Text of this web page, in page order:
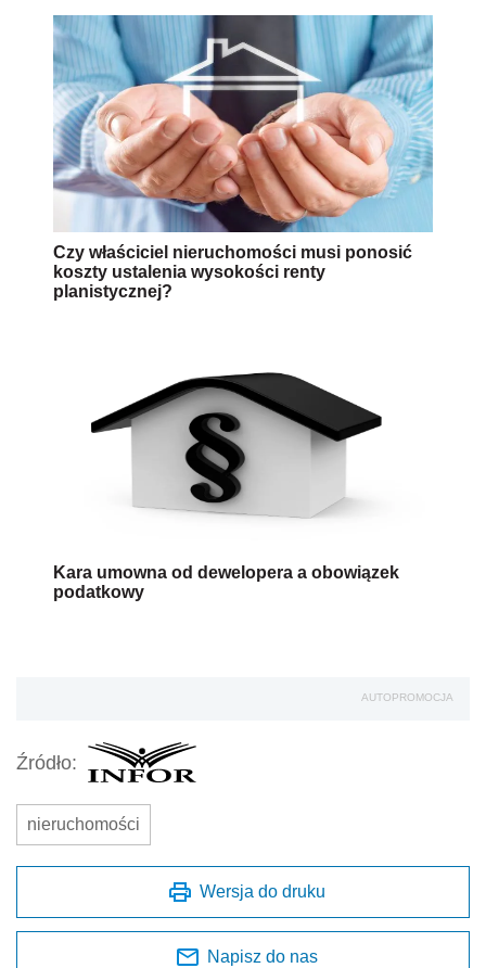
Czy właściciel nieruchomości musi ponosić
koszty ustalenia wysokości renty
planistycznej?
Kara umowna od dewelopera a obowiązek
podatkowy
AUTOPROMOCJA
Źródło:
nieruchomości
Wersja do druku
Napisz do nas